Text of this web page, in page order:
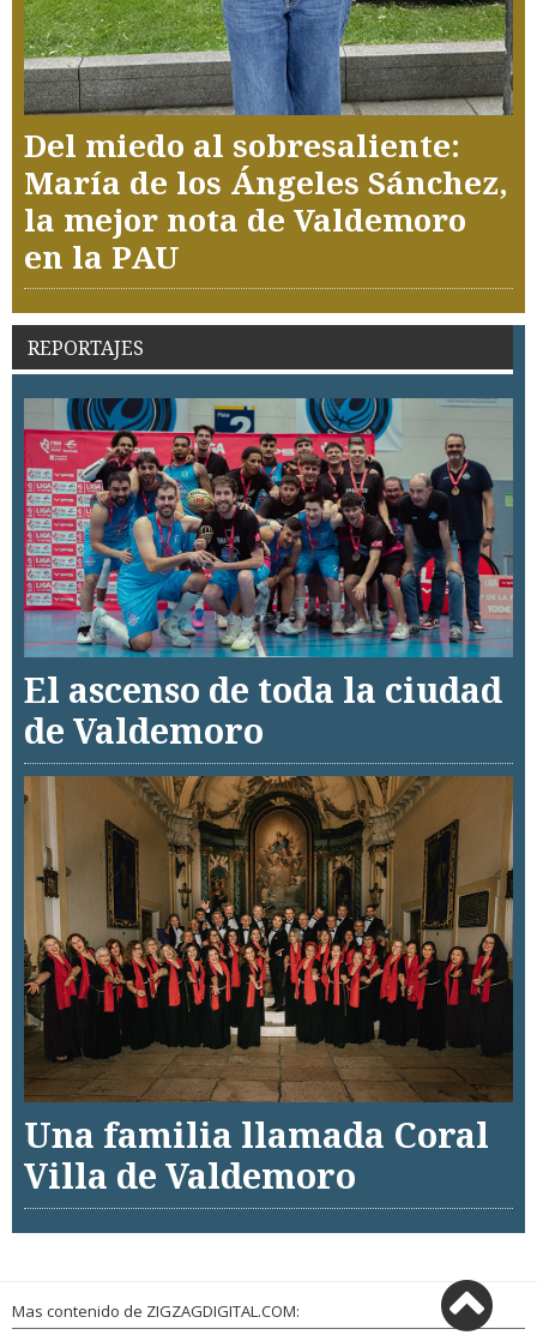
Del miedo al sobresaliente:
María de los Ángeles Sánchez,
la mejor nota de Valdemoro
en la PAU
REPORTAJES
El ascenso de toda la ciudad
de Valdemoro
Una familia llamada Coral
Villa de Valdemoro
Mas contenido de ZIGZAGDIGITAL.COM: